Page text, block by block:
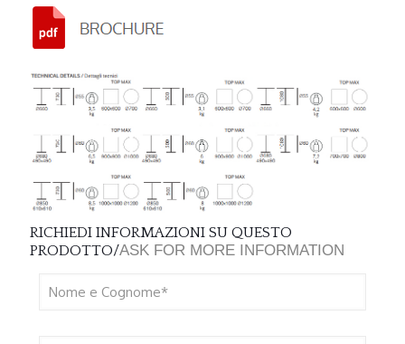
RICHIEDI INFORMAZIONI SU QUESTO
PRODOTTO/ASK FOR MORE INFORMATION